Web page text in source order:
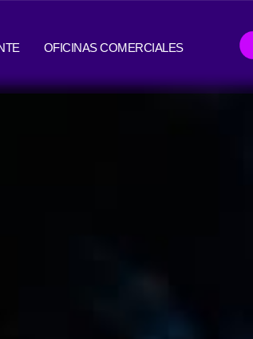
OFICINAS COMERCIALES